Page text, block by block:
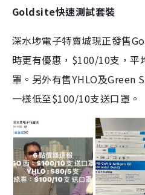
Goldsite快速測試套裝
深水埗電子特賣城現正發售
時更有優惠，$100/10支，平
罩。另外有售YHLO及Green
一樣低至$100/10支送口罩。